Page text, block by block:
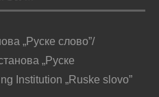
„Руске слово”/
„Руске
Institution „Ruske slovo”